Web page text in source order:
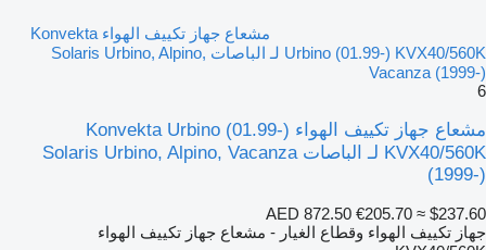
مشعاع جهاز تكييف الهواء Konvekta
Urbino (01.99-) KVX40/560K لـ الباصات Solaris Urbino, Alpino,
Vacanza (1999-)
6
مشعاع جهاز تكييف الهواء Konvekta Urbino (01.99-)
KVX40/560K لـ الباصات Solaris Urbino, Alpino, Vacanza
(1999-)
AED 872.50 €205.70 ≈ $237.60
جهاز تكييف الهواء وقطاع الغيار - مشعاع جهاز تكييف الهواء